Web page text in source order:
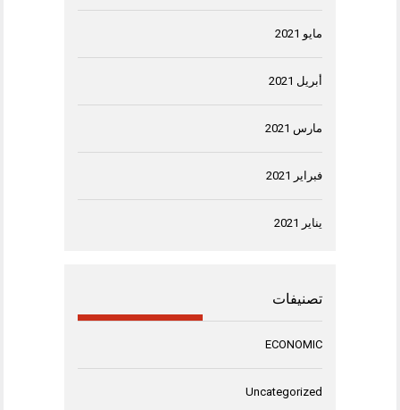
مايو 2021
أبريل 2021
مارس 2021
فبراير 2021
يناير 2021
تصنيفات
ECONOMIC
Uncategorized